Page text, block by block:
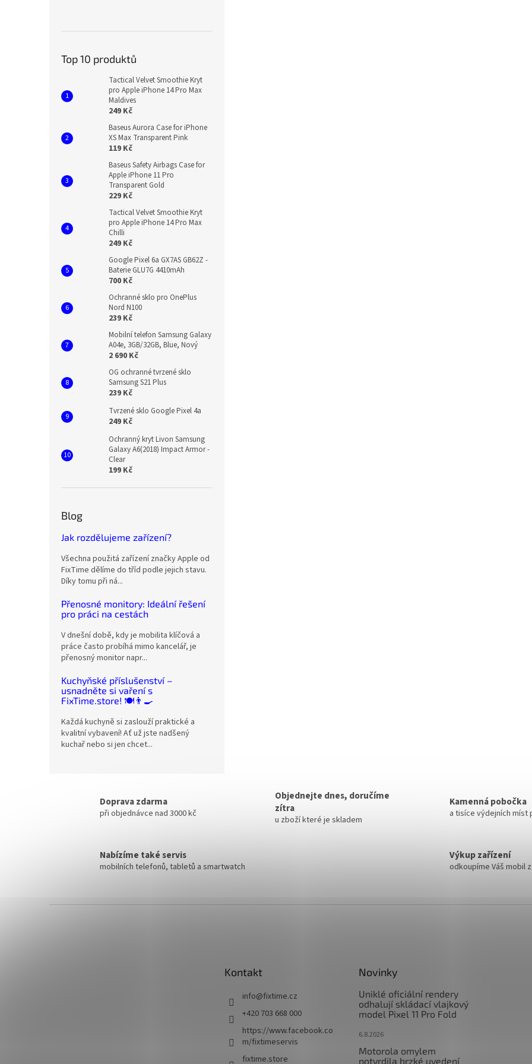
Top 10 produktů
Tactical Velvet Smoothie Kryt
pro Apple iPhone 14 Pro Max
Maldives
249 Kč
Baseus Aurora Case for iPhone
XS Max Transparent Pink
119 Kč
Baseus Safety Airbags Case for
Apple iPhone 11 Pro
Transparent Gold
229 Kč
Tactical Velvet Smoothie Kryt
pro Apple iPhone 14 Pro Max
Chilli
249 Kč
Google Pixel 6a GX7AS GB62Z -
Baterie GLU7G 4410mAh
700 Kč
Ochranné sklo pro OnePlus
Nord N100
239 Kč
Mobilní telefon Samsung Galaxy
A04e, 3GB/32GB, Blue, Nový
2 690 Kč
OG ochranné tvrzené sklo
Samsung S21 Plus
239 Kč
Tvrzené sklo Google Pixel 4a
249 Kč
Ochranný kryt Livon Samsung
Galaxy A6(2018) Impact Armor -
Clear
199 Kč
Blog
Jak rozdělujeme zařízení?
Všechna použitá zařízení značky Apple od
FixTime dělíme do tříd podle jejich stavu.
Díky tomu při ná...
Přenosné monitory: Ideální řešení
pro práci na cestách
V dnešní době, kdy je mobilita klíčová a
práce často probíhá mimo kancelář, je
přenosný monitor napr...
Kuchyňské příslušenství –
usnadněte si vaření s
FixTime.store! 🍽️👨‍🍳
Každá kuchyně si zaslouží praktické a
kvalitní vybavení! Ať už jste nadšený
kuchař nebo si jen chcet...
Doprava zdarma
při objednávce nad 3000 kč
Objednejte dnes, doručíme
zítra
u zboží které je skladem
Kamenná pobočka
a tisíce výdejních míst
Nabízíme také servis
mobilních telefonů, tabletů a smartwatch
Výkup zařízení
odkoupíme Váš mobil
Kontakt
info@fixtime.cz
+420 703 668 000
https://www.facebook.co
m/fixtimeservis
fixtime.store
Novinky
Uniklé oficiální rendery
odhalují skládací vlajkový
model Pixel 11 Pro Fold
6.8.2026
Motorola omylem
potvrdila brzké uvedení